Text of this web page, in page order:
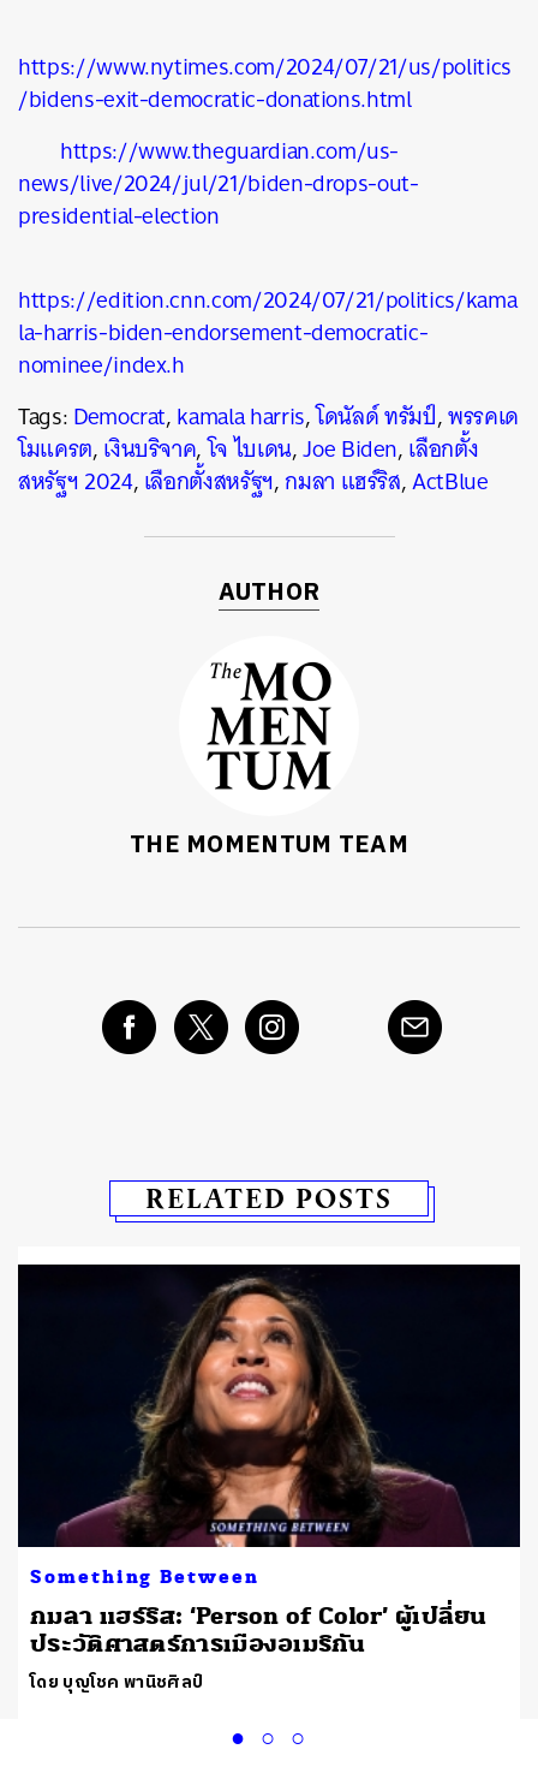
https://www.nytimes.com/2024/07/21/us/politics
/bidens-exit-democratic-donations.html
https://www.theguardian.com/us-
news/live/2024/jul/21/biden-drops-out-
presidential-election
https://edition.cnn.com/2024/07/21/politics/kama
la-harris-biden-endorsement-democratic-
nominee/index.h
Tags:Democrat,kamala harris,โดนัลด์ ทรัมป์,พรรคเด
โมแครต,เงินบริจาค,โจ ไบเดน,Joe Biden,เลือกตั้ง
สหรัฐฯ 2024,เลือกตั้งสหรัฐฯ,กมลา แฮร์ริส,ActBlue
AUTHOR
THE MOMENTUM TEAM
RELATED POSTS
Something Between
กมลา แฮร์ริส: ‘Person of Color’ ผู้เปลี่ยน
ประวัติศาสตร์การเมืองอเมริกัน
โดย บุญโชค พานิชศิลป์